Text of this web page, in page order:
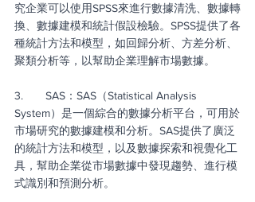
究企業可以使用SPSS來進行數據清洗、數據轉
換、數據建模和統計假設檢驗。SPSS提供了各
種統計方法和模型，如回歸分析、方差分析、
聚類分析等，以幫助企業理解市場數據。
3.       SAS：SAS（Statistical Analysis
System）是一個綜合的數據分析平台，可用於
市場研究的數據建模和分析。SAS提供了廣泛
的統計方法和模型，以及數據探索和視覺化工
具，幫助企業從市場數據中發現趨勢、進行模
式識別和預測分析。